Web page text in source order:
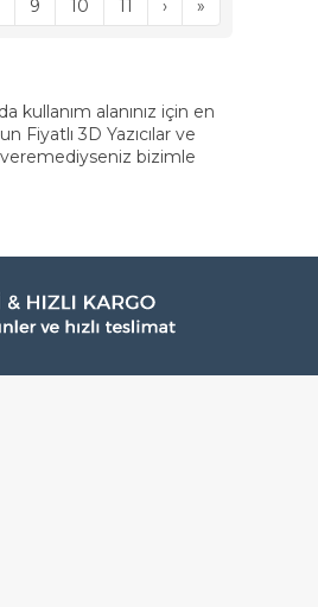
9 10 11 › »
kullanım alanınız için en
Fiyatlı 3D Yazıcılar ve
bizimle